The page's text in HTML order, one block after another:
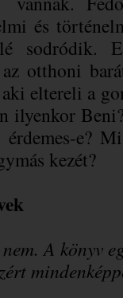
és
sodródik.
otthoni
eltereli a
ilyenkor
e?
kezét?
A könyv